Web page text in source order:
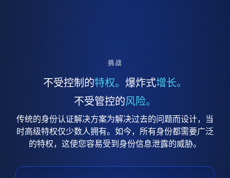
挑战
不受控制的特权。 爆炸式增长。
不受管控的风险。
传统的身份认证解决方案为解决过去的问题而设计，当
时高级特权仅少数人拥有。如今，所有身份都需要广泛
的特权，这使您容易受到身份信息泄露的威胁。